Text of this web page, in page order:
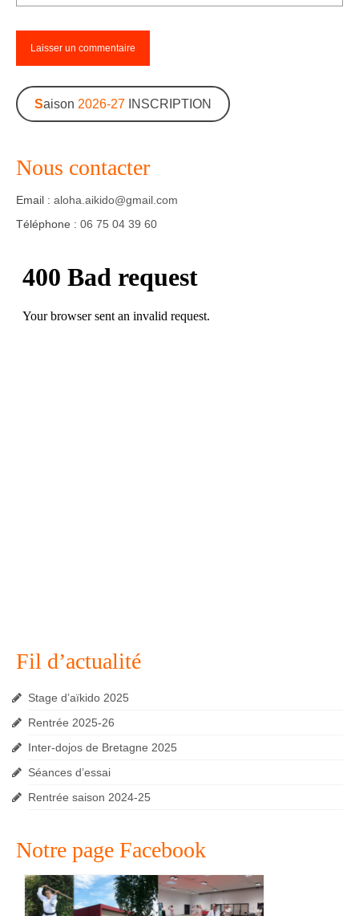
Saison 2026-27INSCRIPTION
Nous contacter
Email : aloha.aikido@gmail.com
Téléphone : 06 75 04 39 60
Fil d’actualité
Stage d’aïkido 2025
Rentrée 2025-26
Inter-dojos de Bretagne 2025
Séances d’essai
Rentrée saison 2024-25
Notre page Facebook